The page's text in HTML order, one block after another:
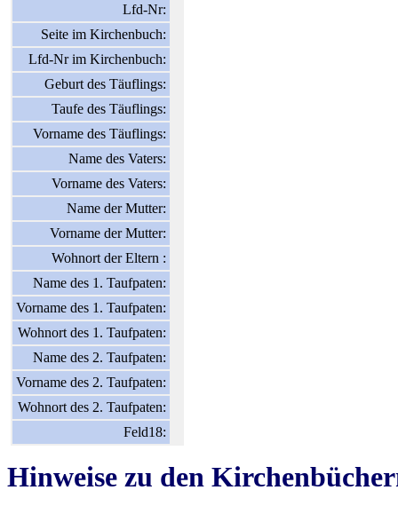
Lfd-Nr:
Seite im Kirchenbuch:
Lfd-Nr im Kirchenbuch:
Geburt des Täuflings:
Taufe des Täuflings:
Vorname des Täuflings:
Name des Vaters:
Vorname des Vaters:
Name der Mutter:
Vorname der Mutter:
Wohnort der Eltern :
Name des 1. Taufpaten:
Vorname des 1. Taufpaten:
Wohnort des 1. Taufpaten:
Name des 2. Taufpaten:
Vorname des 2. Taufpaten:
Wohnort des 2. Taufpaten:
Feld18:
Hinweise zu den